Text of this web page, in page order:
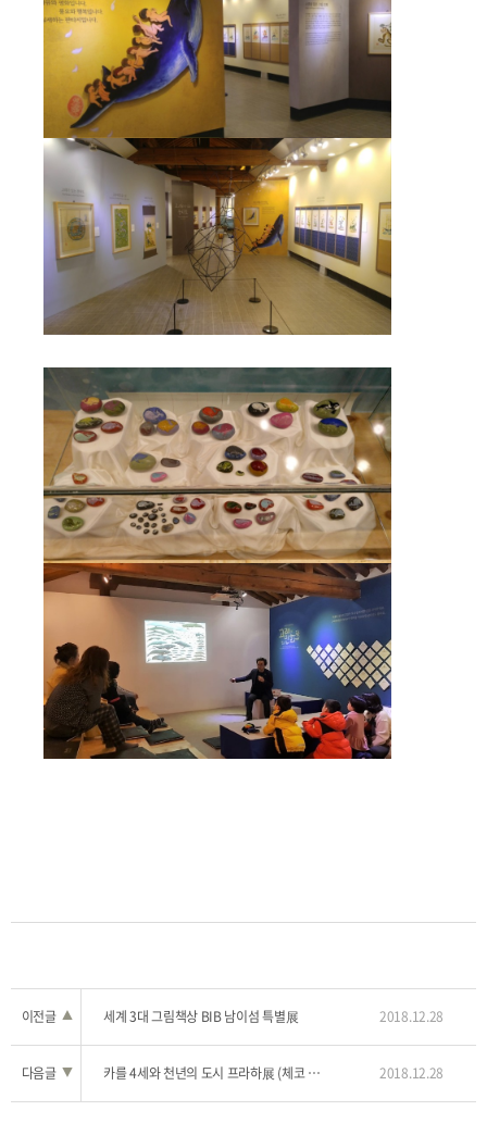
이전글 ▲ 세계 3대 그림책상 BIB 남이섬 특별展 2018.12.28
다음글 ▼ 카를 4세와 천년의 도시 프라하展 (체코 동화작가 레나타푸치코바의 일러스트) 2018.12.28